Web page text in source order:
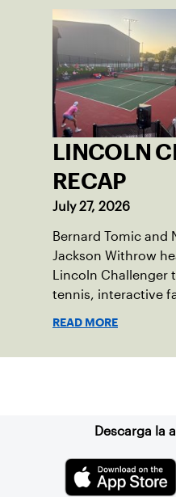
LINCOLN
RECAP
July 27, 2026
Bernard Tomic and
Jackson Withrow
Lincoln Challenger
tennis, interactive
READ MORE
Descarga la